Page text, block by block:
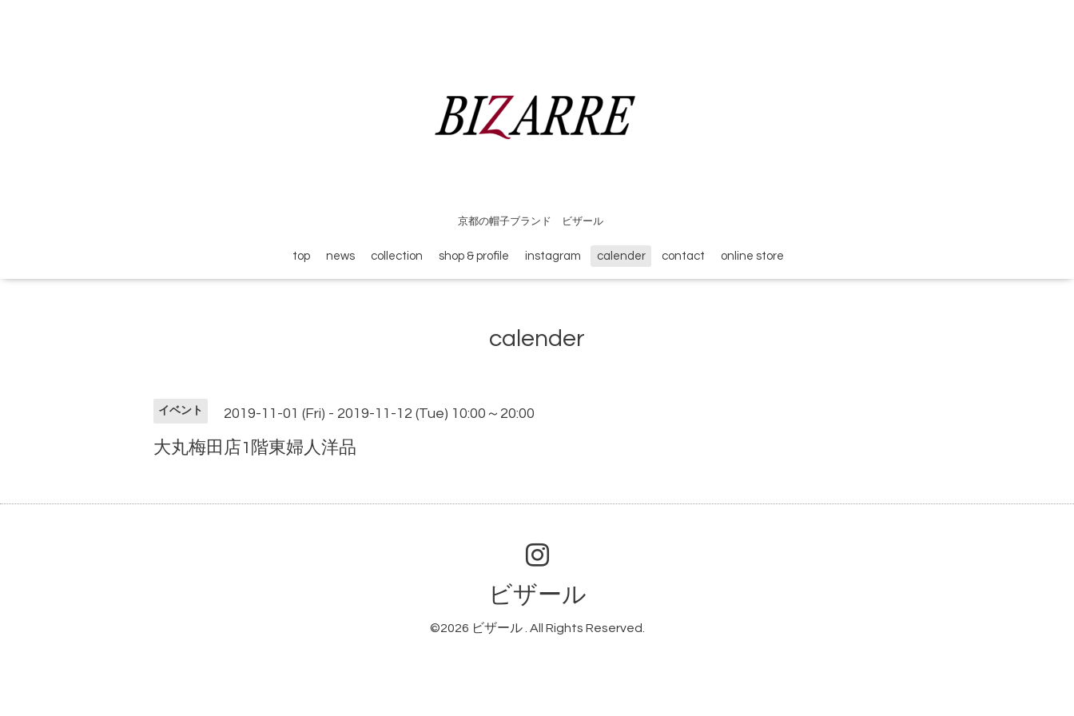
京都の帽子ブランド ビザール
top news collection shop & profile instagram calender contact online store
calender
イベント 2019-11-01 (Fri) - 2019-11-12 (Tue) 10:00～20:00
大丸梅田店1階東婦人洋品
ビザール
©2026 ビザール . All Rights Reserved.